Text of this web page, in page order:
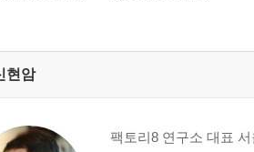
현암
팩토리8 연구소 대표